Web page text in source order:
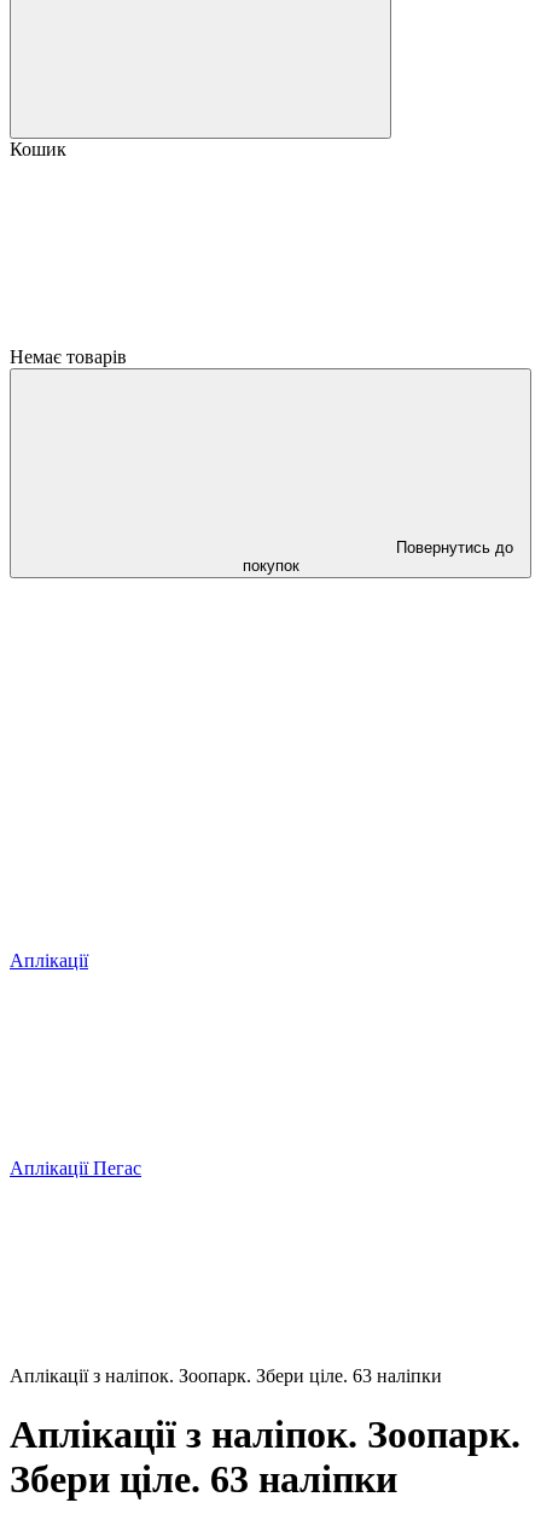
Кошик
Немає товарів
Повернутись до
покупок
Аплікації
Аплікації Пегас
Аплікації з наліпок. Зоопарк. Збери ціле. 63 наліпки
Аплікації з наліпок. Зоопарк.
Збери ціле. 63 наліпки